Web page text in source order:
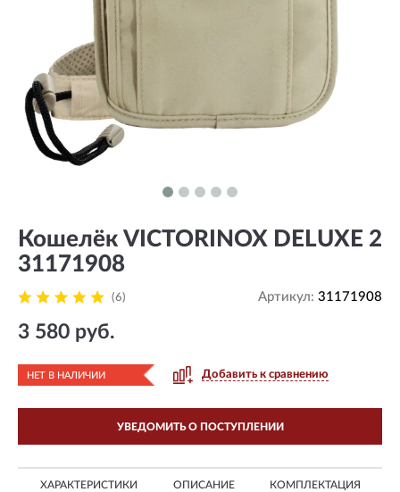
Кошелёк VICTORINOX DELUXE 2
31171908
(6) Артикул: 31171908
3 580 руб.
НЕТ В НАЛИЧИИ Добавить к сравнению
УВЕДОМИТЬ О ПОСТУПЛЕНИИ
ХАРАКТЕРИСТИКИ ОПИСАНИЕ КОМПЛЕКТАЦИЯ